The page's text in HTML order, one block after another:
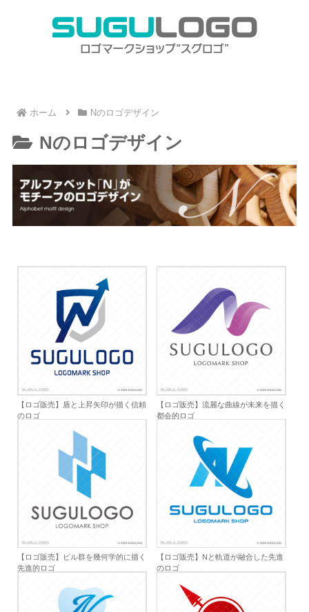
ホーム Nのロゴデザイン
Nのロゴデザイン
【ロゴ販売】盾と上昇矢印が描く信頼
のロゴ
【ロゴ販売】流麗な曲線が未来を描く
都会的ロゴ
【ロゴ販売】ビル群を幾何学的に描く
先進的ロゴ
【ロゴ販売】Nと軌道が融合した先進
のロゴ